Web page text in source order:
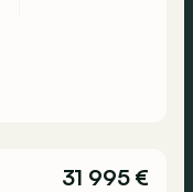
31 995 €